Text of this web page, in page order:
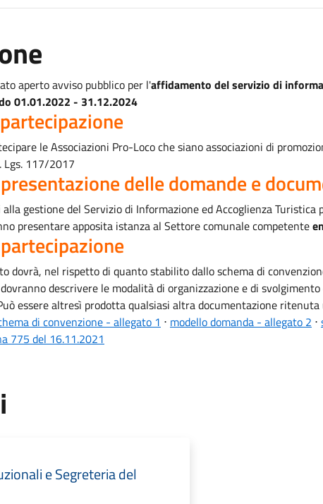
aperto avviso pubblico per l'affidamento del servizio di
01.01.2022 - 31.12.2024
le Associazioni Pro-Loco che siano associazioni di
Lgs. 117/2017
delle domande e
gestione del Servizio di Informazione ed Accoglienza Turistica
presentare apposita istanza al Settore comunale competente
dovrà, nel rispetto di quanto stabilito dallo schema di
descrivere le modalità di organizzazione e di
essere altresì prodotta qualsiasi altra documentazione
di convenzione - allegato 1 ⋅ modello domanda - allegato 2 ⋅
775 del 16.11.2021
e Segreteria del